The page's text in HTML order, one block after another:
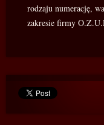
rodzaju numerację,
zakresie firmy